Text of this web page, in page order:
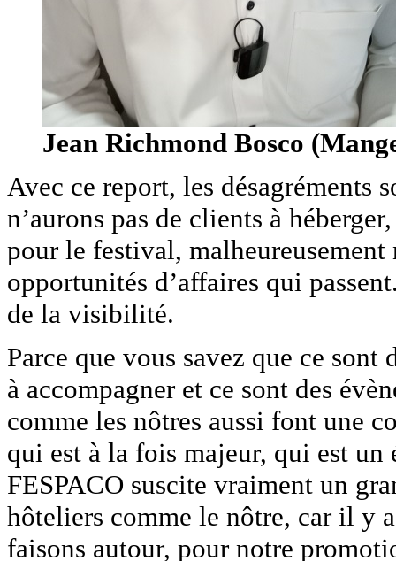
Jean Richmond Bosco
Avec ce report, les désagréments
n’aurons pas de clients à
pour le festival, malheureusement
opportunités d’affaires qui
de la visibilité.
Parce que vous savez que ce sont
à accompagner et ce sont des
comme les nôtres aussi font une
qui est à la fois majeur, qui est
FESPACO suscite vraiment un
hôteliers comme le nôtre, car il y
faisons autour, pour notre